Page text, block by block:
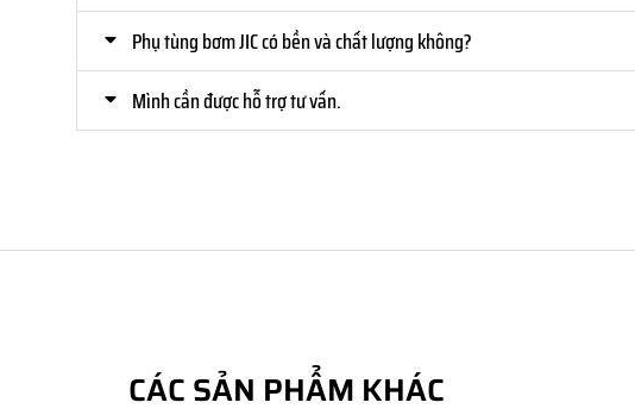
Phụ tùng bơm JIC có bền và chất lượng không?
Mình cần được hỗ trợ tư vấn.
CÁC SẢN PHẨM KHÁC